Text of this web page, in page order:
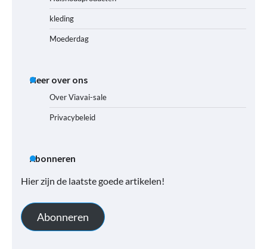
kleding
Moederdag
Meer over ons
Over Viavai-sale
Privacybeleid
Abonneren
Hier zijn de laatste goede artikelen!
Abonneren